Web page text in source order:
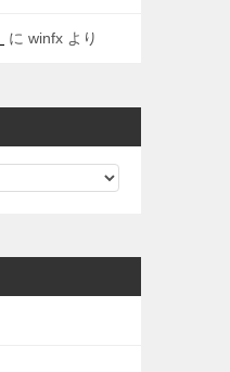
に winfx より